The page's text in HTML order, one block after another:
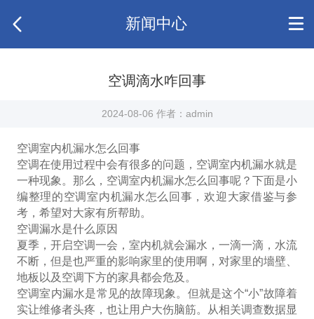
新闻中心
空调滴水咋回事
2024-08-06 作者：admin
空调室内机漏水怎么回事
空调在使用过程中会有很多的问题，空调室内机漏水就是
一种现象。那么，空调室内机漏水怎么回事呢？下面是小
编整理的空调室内机漏水怎么回事，欢迎大家借鉴与参
考，希望对大家有所帮助。
空调漏水是什么原因
夏季，开启空调一会，室内机就会漏水，一滴一滴，水流
不断，但是也严重的影响家里的使用啊，对家里的墻壁、
地板以及空调下方的家具都会危及。
空调室内漏水是常见的故障现象。但就是这个“小”故障着
实让维修者头疼，也让用户大伤脑筋。从相关调查数据显